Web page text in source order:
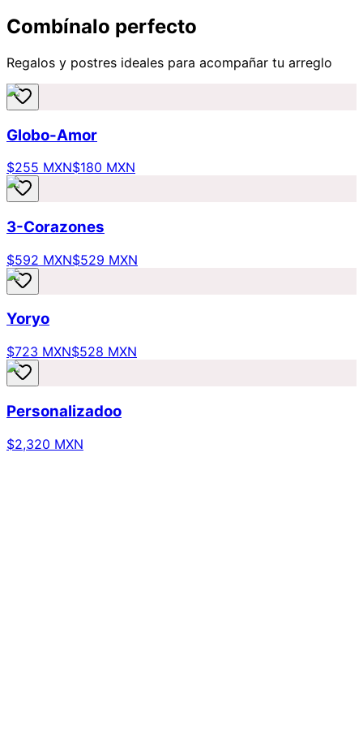
Combínalo perfecto
Regalos y postres ideales para acompañar tu arreglo
Globo-Amor
$255 MXN$180 MXN
3-Corazones
$592 MXN$529 MXN
Yoryo
$723 MXN$528 MXN
Personalizadoo
$2,320 MXN